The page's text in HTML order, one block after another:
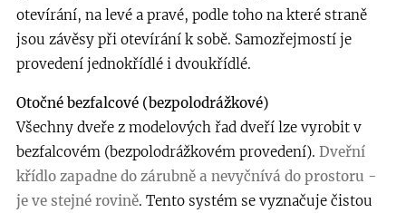
otevírání, na levé a pravé, podle toho na které straně
jsou závěsy při otevírání k sobě. Samozřejmostí je
provedení jednokřídlé i dvoukřídlé.
Otočné bezfalcové (bezpolodrážkové)
Všechny dveře z modelových řad dveří lze vyrobit v
bezfalcovém (bezpolodrážkovém provedení). Dveřní
křídlo zapadne do zárubně a nevyčnívá do prostoru -
je ve stejné rovině. Tento systém se vyznačuje čistou